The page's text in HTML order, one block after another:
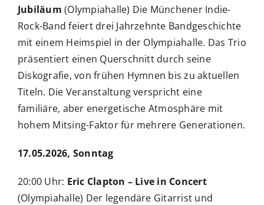
Jubiläum (Olympiahalle) Die Münchener Indie-
Rock-Band feiert drei Jahrzehnte Bandgeschichte
mit einem Heimspiel in der Olympiahalle. Das Trio
präsentiert einen Querschnitt durch seine
Diskografie, von frühen Hymnen bis zu aktuellen
Titeln. Die Veranstaltung verspricht eine
familiäre, aber energetische Atmosphäre mit
hohem Mitsing-Faktor für mehrere Generationen.
17.05.2026, Sonntag
20:00 Uhr: Eric Clapton – Live in Concert
(Olympiahalle) Der legendäre Gitarrist und